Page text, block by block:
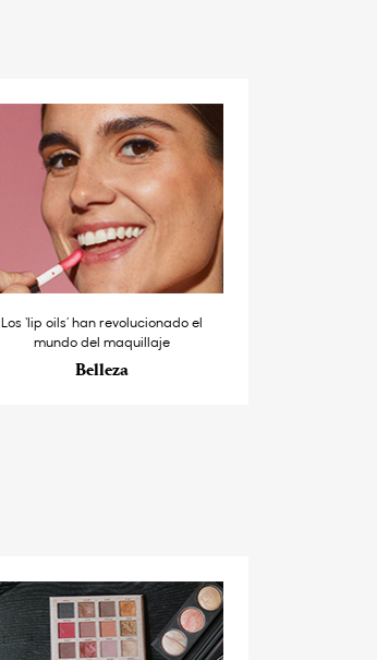
Los ‘lip oils’ han revolucionado el
mundo del maquillaje
Belleza